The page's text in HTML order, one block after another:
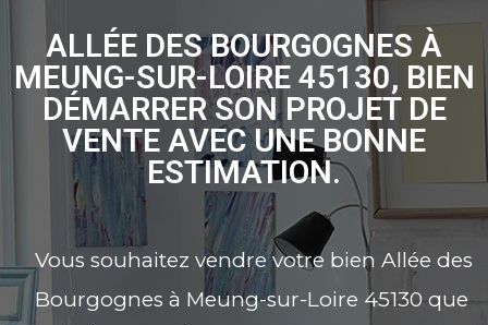
ALLÉE DES BOURGOGNES À
MEUNG-SUR-LOIRE 45130, BIEN
DÉMARRER SON PROJET DE
VENTE AVEC UNE BONNE
ESTIMATION.
Vous souhaitez vendre votre bien Allée des
Bourgognes à Meung-sur-Loire 45130 que